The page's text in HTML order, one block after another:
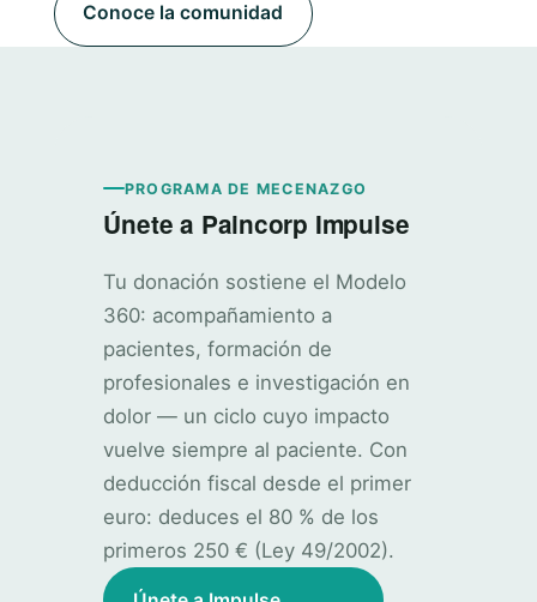
Conoce la comunidad
PROGRAMA DE MECENAZGO
Únete a Paincorp Impulse
Tu donación sostiene el Modelo
360: acompañamiento a
pacientes, formación de
profesionales e investigación en
dolor — un ciclo cuyo impacto
vuelve siempre al paciente. Con
deducción fiscal desde el primer
euro: deduces el 80 % de los
primeros 250 € (Ley 49/2002).